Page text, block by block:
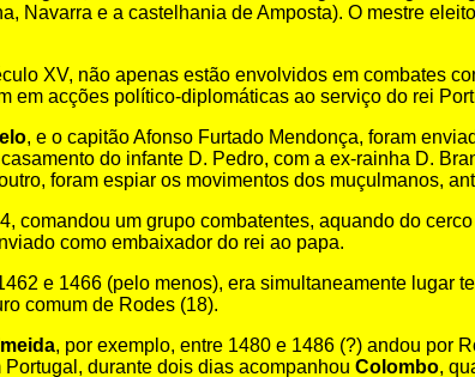
Navarra e a castelhania de Amposta). O mestre
XV, não apenas estão envolvidos em combates
em acções político-diplomáticas ao serviço do rei
, e o capitão Afonso Furtado Mendonça, foram
do infante D. Pedro, com a ex-rainha D.
foram espiar os movimentos dos muçulmanos,
comandou um grupo combatentes, aquando do
como embaixador do rei ao papa.
e 1466 (pelo menos), era simultaneamente lugar
comum de Rodes (18).
, por exemplo, entre 1480 e 1486 (?) andou por
durante dois dias acompanhou Colombo,